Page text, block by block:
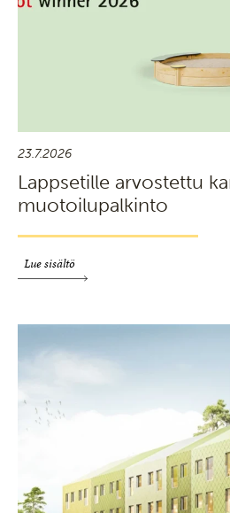
23.7.2026
Lappsetille arvostettu
muotoilupalkinto
Lue sisältö